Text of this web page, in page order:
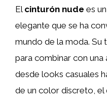
El cinturón nude es
elegante que se ha
mundo de la moda. Su
para combinar con una
desde looks casuales
de un color discreto,